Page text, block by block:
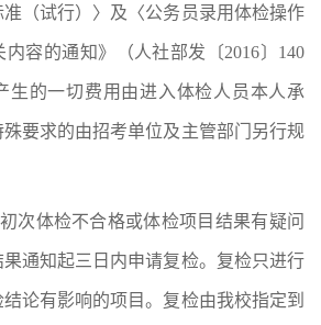
（试行）〉及〈公务员录用体检操作
容的通知》（人社部发〔2016〕 140
生的一切费用由进入体检人员本人承
要求的由招考单位及主管部门另行规
次体检不合格或体检项目结果有疑问
通知起三日内申请复检。复检只进行
论有影响的项目。复检由我校指定到